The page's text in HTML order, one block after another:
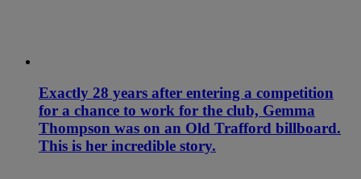
Exactly 28 years after entering a competition
for a chance to work for the club, Gemma
Thompson was on an Old Trafford billboard.
This is her incredible story.